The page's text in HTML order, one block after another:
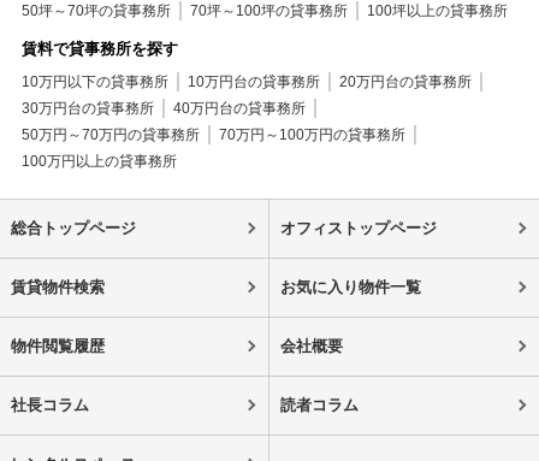
50坪～70坪の貸事務所
70坪～100坪の貸事務所 100坪以上の貸事務所
賃料で貸事務所を探す
10万円以下の貸事務所 10万円台の貸事務所
20万円台の貸事務所
30万円台の貸事務所
40万円台の貸事務所
50万円～70万円の貸事務所
70万円～100万円の貸事務所
100万円以上の貸事務所
総合トップページ オフィストップページ
賃貸物件検索 お気に入り物件一覧
物件閲覧履歴 会社概要
社長コラム 読者コラム